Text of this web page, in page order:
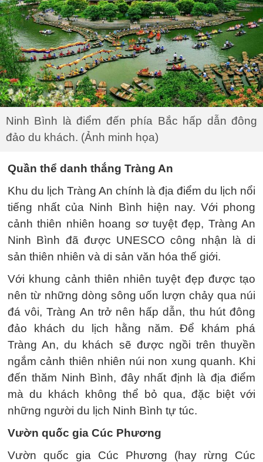
Ninh Bình là điểm đến phía Bắc hấp dẫn đông
đảo du khách. (Ảnh minh họa)
Quần thể danh thắng Tràng An
Khu du lịch Tràng An chính là địa điểm du lịch nổi
tiếng nhất của Ninh Bình hiện nay. Với phong
cảnh thiên nhiên hoang sơ tuyệt đẹp, Tràng An
Ninh Bình đã được UNESCO công nhận là di
sản thiên nhiên và di sản văn hóa thế giới.
Với khung cảnh thiên nhiên tuyệt đẹp được tạo
nên từ những dòng sông uốn lượn chảy qua núi
đá vôi, Tràng An trở nên hấp dẫn, thu hút đông
đảo khách du lịch hằng năm. Để khám phá
Tràng An, du khách sẽ được ngồi trên thuyền
ngắm cảnh thiên nhiên núi non xung quanh. Khi
đến thăm Ninh Bình, đây nhất định là địa điểm
mà du khách không thể bỏ qua, đặc biệt với
những người du lịch Ninh Bình tự túc.
Vườn quốc gia Cúc Phương
Vườn quốc gia Cúc Phương (hay rừng Cúc